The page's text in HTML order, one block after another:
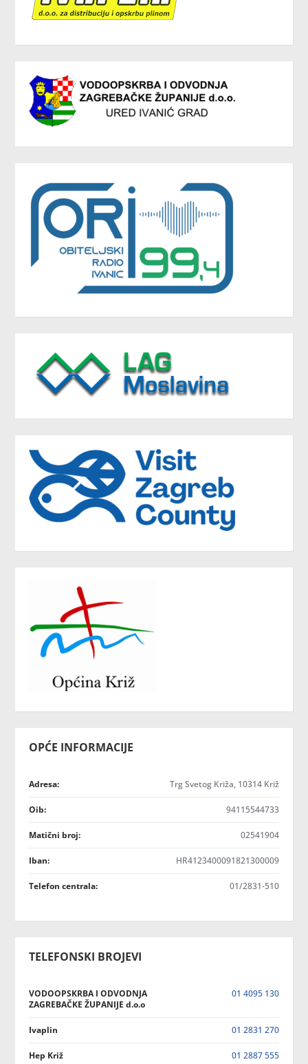
OPĆE INFORMACIJE
Adresa: Trg Svetog Križa, 10314 Križ
Oib: 94115544733
Matični broj: 02541904
Iban: HR4123400091821300009
Telefon centrala: 01/2831-510
TELEFONSKI BROJEVI
VODOOPSKRBA I ODVODNJA
ZAGREBAČKE ŽUPANIJE d.o.o
01 4095 130
Ivaplin 01 2831 270
Hep Križ 01 2887 555